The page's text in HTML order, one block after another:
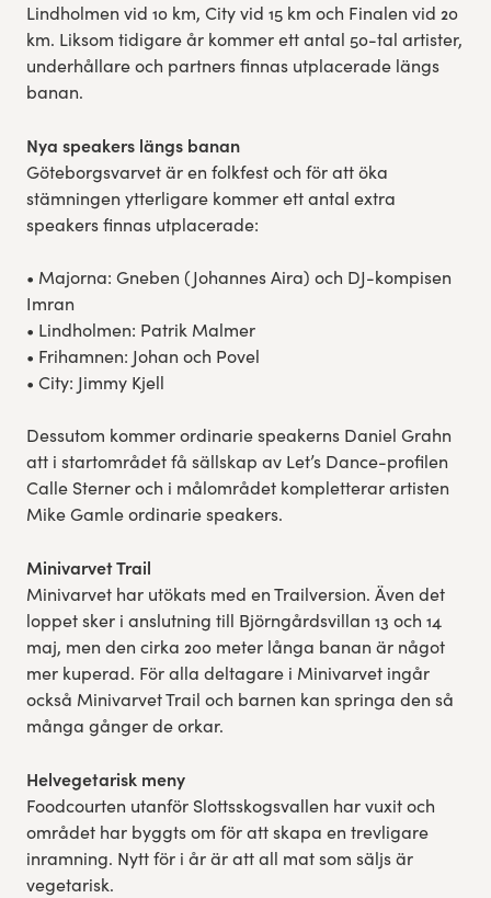
Lindholmen vid 10 km, City vid 15 km och Finalen vid 20
km. Liksom tidigare år kommer ett antal 50-tal artister,
underhållare och partners finnas utplacerade längs
banan.
Nya speakers längs banan
Göteborgsvarvet är en folkfest och för att öka
stämningen ytterligare kommer ett antal extra
speakers finnas utplacerade:
• Majorna: Gneben (Johannes Aira) och DJ-kompisen
Imran
• Lindholmen: Patrik Malmer
• Frihamnen: Johan och Povel
• City: Jimmy Kjell
Dessutom kommer ordinarie speakerns Daniel Grahn
att i startområdet få sällskap av Let’s Dance-profilen
Calle Sterner och i målområdet kompletterar artisten
Mike Gamle ordinarie speakers.
Minivarvet Trail
Minivarvet har utökats med en Trailversion. Även det
loppet sker i anslutning till Björngårdsvillan 13 och 14
maj, men den cirka 200 meter långa banan är något
mer kuperad. För alla deltagare i Minivarvet ingår
också Minivarvet Trail och barnen kan springa den så
många gånger de orkar.
Helvegetarisk meny
Foodcourten utanför Slottsskogsvallen har vuxit och
området har byggts om för att skapa en trevligare
inramning. Nytt för i år är att all mat som säljs är
vegetarisk.